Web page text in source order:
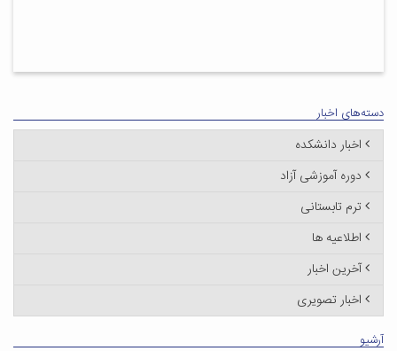
دسته‌های اخبار
اخبار دانشکده
دوره آموزشی آزاد
ترم تابستانی
اطلاعیه ها
آخرین اخبار
اخبار تصویری
آرشیو